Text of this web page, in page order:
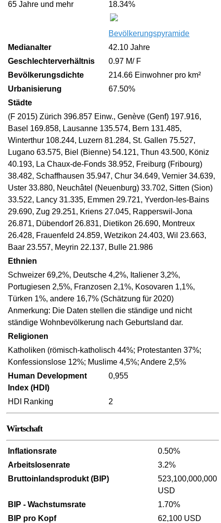
65 Jahre und mehr 18.34%
Bevölkerungspyramide
Medianalter
42.10 Jahre
Geschlechterverhältnis
0.97 M/ F
Bevölkerungsdichte
214.66 Einwohner pro km²
Urbanisierung
67.50%
Städte
(F 2015) Zürich 396.857 Einw., Genève (Genf) 197.916,
Basel 169.858, Lausanne 135.574, Bern 131.485,
Winterthur 108.244, Luzern 81.284, St. Gallen 75.527,
Lugano 63.575, Biel (Bienne) 54.121, Thun 43.500, Köniz
40.193, La Chaux-de-Fonds 38.952, Freiburg (Fribourg)
38.482, Schaffhausen 35.947, Chur 34.649, Vernier 34.639,
Uster 33.880, Neuchâtel (Neuenburg) 33.702, Sitten (Sion)
33.522, Lancy 31.335, Emmen 29.721, Yverdon-les-Bains
29.690, Zug 29.251, Kriens 27.045, Rapperswil-Jona
26.871, Dübendorf 26.831, Dietikon 26.690, Montreux
26.428, Frauenfeld 24.859, Wetzikon 24.403, Wil 23.663,
Baar 23.557, Meyrin 22.137, Bulle 21.986
Ethnien
Schweizer 69,2%, Deutsche 4,2%, Italiener 3,2%,
Portugiesen 2,5%, Franzosen 2,1%, Kosovaren 1,1%,
Türken 1%, andere 16,7% (Schätzung für 2020)
Anmerkung: Die Daten stellen die ständige und nicht
ständige Wohnbevölkerung nach Geburtsland dar.
Religionen
Katholiken (römisch-katholisch 44%; Protestanten 37%;
Konfessionslose 12%; Muslime 4,5%; Andere 2,5%
Human Development
Index (HDI)
0,955
HDI Ranking 2
Wirtschaft
Inflationsrate
0.50%
Arbeitslosenrate
3.2%
Bruttoinlandsprodukt (BIP)
523,100,000,000
USD
BIP - Wachstumsrate
1.70%
BIP pro Kopf
62,100 USD